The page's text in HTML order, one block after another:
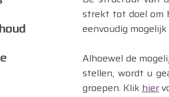
strekt tot doel om
eenvoudig
Alhoewel de
stellen, wordt u
groepen. Klik hier